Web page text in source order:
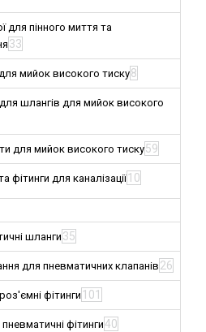
для пінного миття та
33
мийок високого тиску8
шлангів для мийок високого
для мийок високого тиску59
фітинги для каналізації 10
шланги 35
для пневматичних клапанів 26
фітинги 101
пневматичні фітинги40